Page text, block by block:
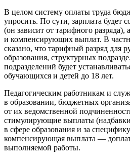
В целом систему оплаты труда
упросить. По сути, зарплата будет
(он зависит от тарифного
и компенсирующих выплат. В
сказано, что тарифный разряд для
образования, структурных
подразделений будет
обучающихся и детей до 18 лет.
Педагогическим работникам и
в образовании, бюджетных
от их ведомственной
стимулирующие выплаты
в сфере образования и за
компенсирующая выплата —
выполняемой работы.